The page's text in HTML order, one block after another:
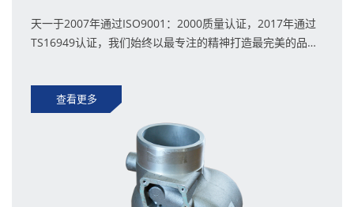
天一于2007年通过ISO9001：2000质量认证，2017年通过
TS16949认证，我们始终以最专注的精神打造最完美的品
查看更多